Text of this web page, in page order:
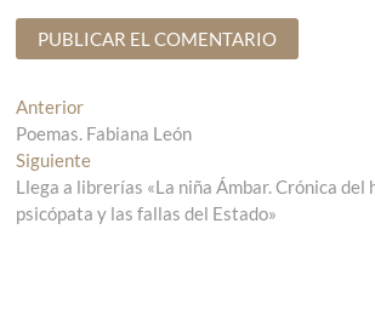
N
a
v
e
Anterior
n
t
r
a
Poemas. Fabiana León
Siguiente
n
t
Llega a librerías «La niña Ámbar. Crónica del
psicópata y las fallas del Estado»